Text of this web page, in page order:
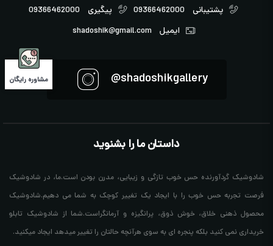
پشتیبانی 09366462000 پیگیری
09366462000
ایمیل
shadoshik@gmail.com
shadoshikgallery@
داستان ما را بشنوید
شادوشیک گردآورنده حس خوب تازگی و زیبایی، مدرن بودن است.ما، در شادوشیک
فرصت تجربه حس خوب را با ایجاد یک تغییر کوچک به شما می دهیم.شادوشیک
محصول ذهنی خلاق، خوش ذوق، پرانگیزه و آرمانگراست.شما از شادوشیک تابلو
خریداری نمی کنید بلکه پنجره ای به سوی هرآنچه حالتان را تغییر میدهد ایجاد میکنید.
مشاوره رایگان